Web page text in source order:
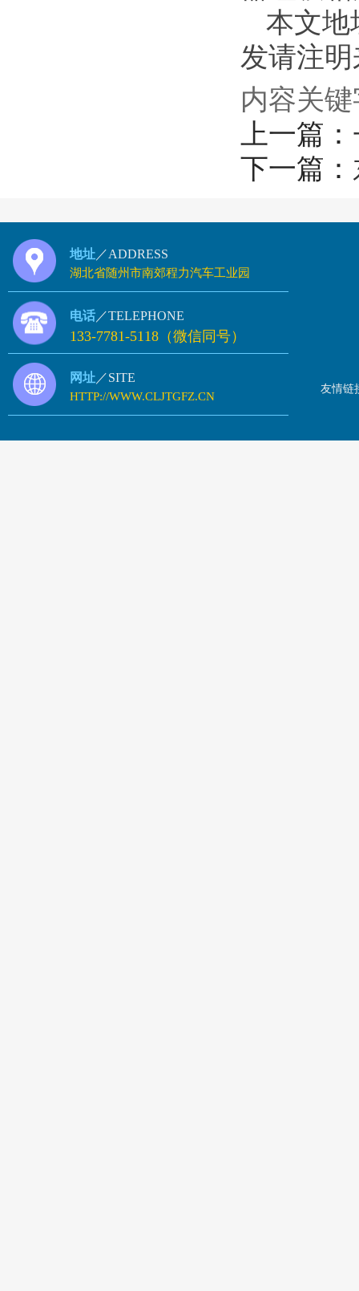
本文地
发请注
内容关
上一篇：
下一篇：
地址 ／ADDRESS
湖北省随州市南郊程力汽车工业园
电话 ／TELEPHONE
133-7781-5118（微信同号）
网址 ／SITE
HTTP://WWW.CLJTGFZ.CN
友情链